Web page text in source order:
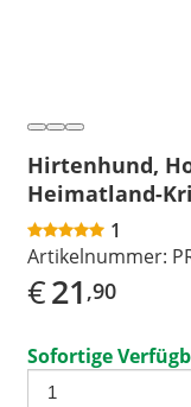
Hirtenhund,
Heimatland-
1
Artikelnummer:
€21 ,90
Sofortige